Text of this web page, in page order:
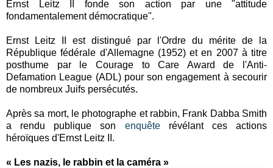
Ernst Leitz II fonde son action par une "attitude
fondamentalement démocratique".
Ernst Leitz II est distingué par l'Ordre du mérite de la
République fédérale d'Allemagne (1952) et en 2007 à titre
posthume par le Courage to Care Award de l'Anti-
Defamation League (ADL) pour son engagement à secourir
de nombreux Juifs persécutés.
Après sa mort, le photographe et rabbin, Frank Dabba Smith
a rendu publique son enquêterévélant ces actions
héroïques d'Ernst Leitz II.
« Les nazis, le rabbin et la caméra »